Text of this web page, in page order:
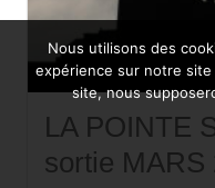
LA POINTE
sortie MARS
Nous utilisons des
expérience sur notre
site, nous